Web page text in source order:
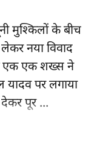
मुश्किलों के बीच
नया विवाद
एक एक शख्स ने
यादव पर लगाया
देकर पूर ...